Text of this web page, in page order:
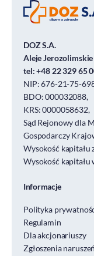
DOZ S.A.
Aleje
tel:+48 22 329 65
NIP: 676-21-75-
BDO: 000032088,
KRS: 0000058632,
Sąd Rejonowy dla
Gospodarczy
Wysokość kapitału
Wysokość kapitału
Informacje
Polityka
Regulamin
Dla akcjonariuszy
Zgłoszenia naruszeń